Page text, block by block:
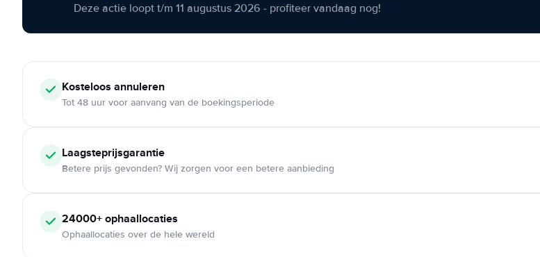
Deze actie loopt t/m 11 augustus 2026 - profiteer vandaag nog!
Kosteloos annuleren
Tot 48 uur voor aanvang van de boekingsperiode
Laagsteprijsgarantie
Betere prijs gevonden? Wij zorgen voor een betere aanbieding
24000+ophaallocaties
Ophaallocaties over de hele wereld